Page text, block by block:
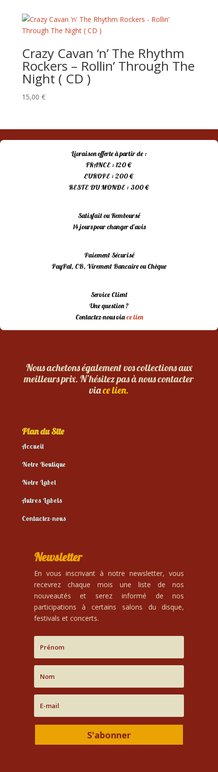
était :
8,00 €.
est :
5,00 €.
Crazy Cavan ‘n’ The Rhythm
Rockers – Rollin’ Through The
Night ( CD )
15,00 €
Livraison offerte à partir de :
FRANCE : 120 €
EUROPE : 200 €
RESTE DU MONDE : 300 €
Satisfait ou Remboursé
14 jours pour changer d’avis
Paiement Sécurisé
PayPal, CB, Virement Bancaire ou Chèque
Service Client
Une question ?
Contactez-nous viace lien
Nous achetons également vos collections aux
meilleurs prix. N’hésitez pas à nous contacter
viace lien.
Plan du Site
Accueil
Notre Boutique
Notre Label
Autres Labels
Contactez-nous
Newsletter
En vous inscrivant à notre newsletter, vous
recevrez chaque mois une liste de nos
nouveautés et serez informé de nos
participations à certains salons du disque,
festivals et concerts.
S'abonner